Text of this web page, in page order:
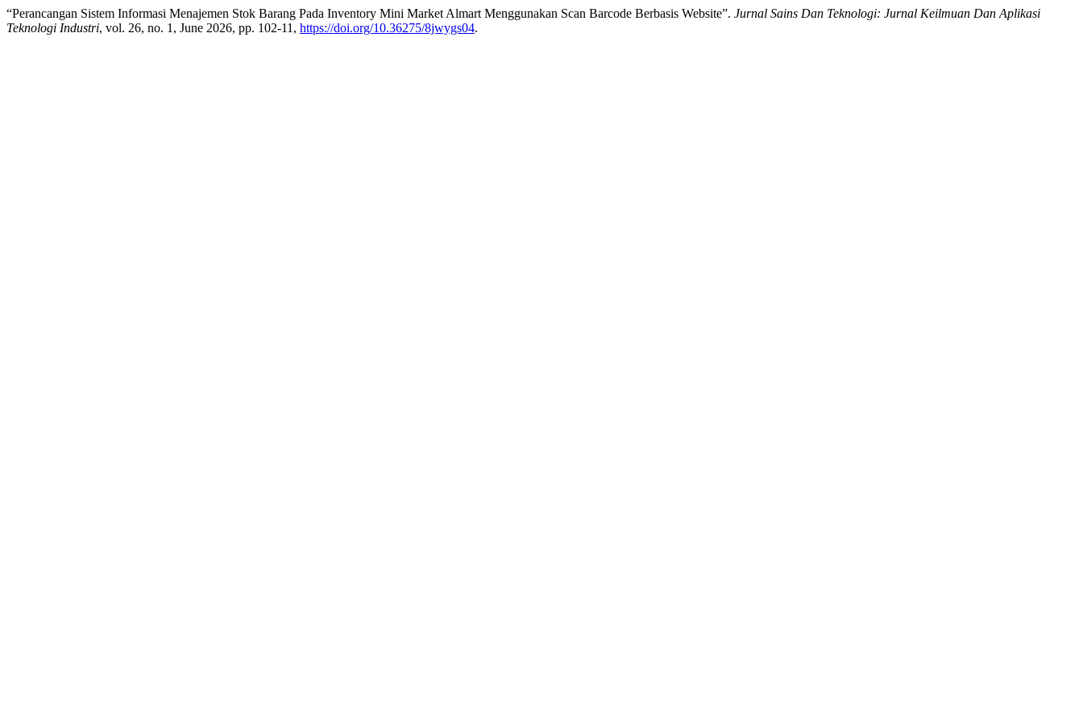
“Perancangan Sistem Informasi Menajemen Stok Barang Pada Inventory Mini Market Almart Menggunakan Scan Barcode Berbasis Website”. Jurnal Sains Dan Teknologi: Jurnal Keilmuan Dan Aplikasi
Teknologi Industri, vol. 26, no. 1, June 2026, pp. 102-11, https://doi.org/10.36275/8jwygs04.